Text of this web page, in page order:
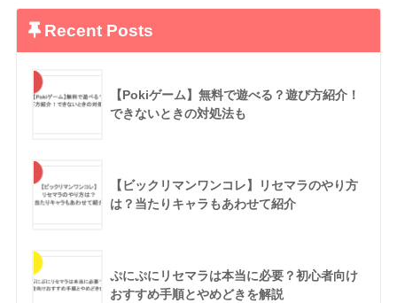
Recent Posts
【Pokiゲーム】無料で遊べる？遊び方紹介！
できないときの対処法も
【ビックリマンワンコレ】リセマラのやり方
は？当たりキャラもあわせて紹介
ぷにぷにリセマラは本当に必要？初心者向け
おすすめ手順とやめどきを解説